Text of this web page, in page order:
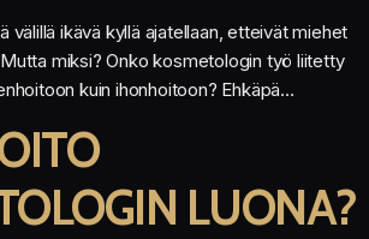
välillä ikävä kyllä ajatellaan, etteivät miehet
miksi? Onko kosmetologin työ liitetty
kuin ihonhoitoon? Ehkäpä…
LUONA?